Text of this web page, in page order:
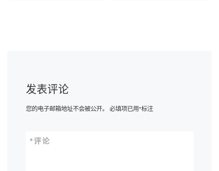
发表评论
您的电子邮箱地址不会被公开。 必填项已用*标注
评论
*